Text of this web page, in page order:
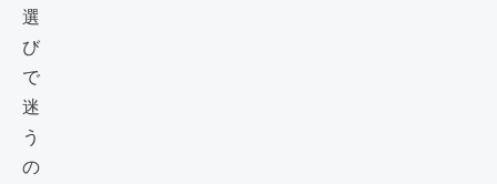
選
び
で
迷
う
の